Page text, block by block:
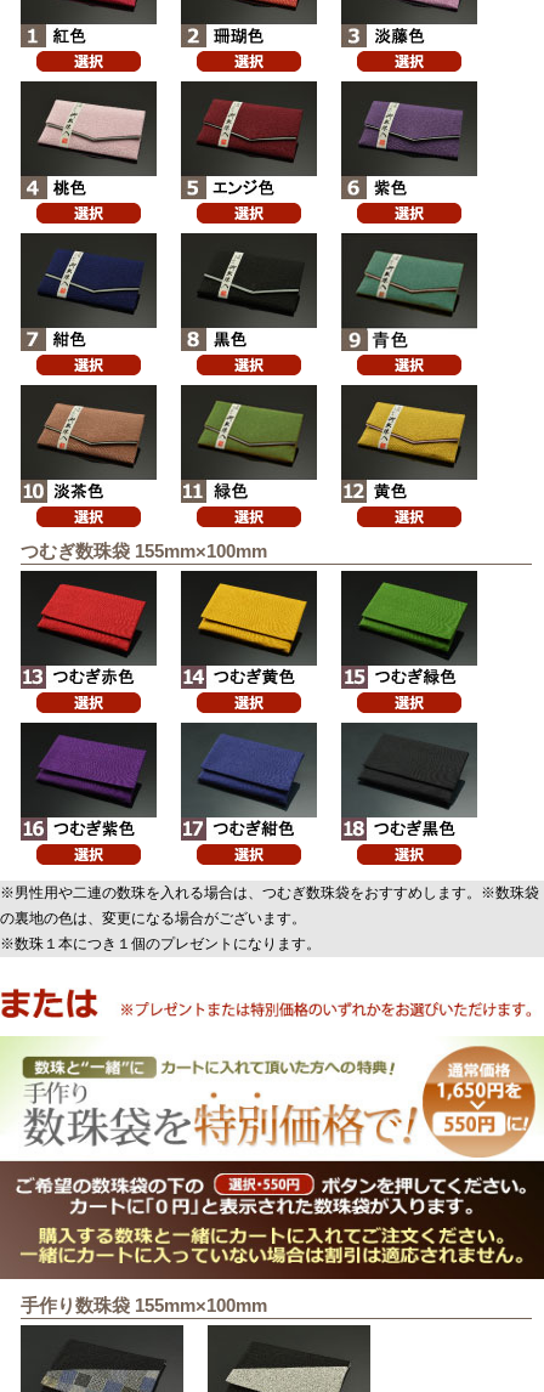
つむぎ数珠袋 155mm×100mm
※男性用や二連の数珠を入れる場合は、つむぎ数珠袋をおすすめします。※数珠袋
の裏地の色は、変更になる場合がございます。
※数珠１本につき１個のプレゼントになります。
手作り数珠袋 155mm×100mm